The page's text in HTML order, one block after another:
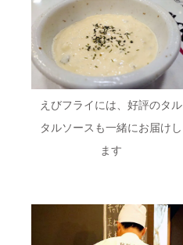
えびフライには、好評のタル
タルソースも一緒にお届けし
ます